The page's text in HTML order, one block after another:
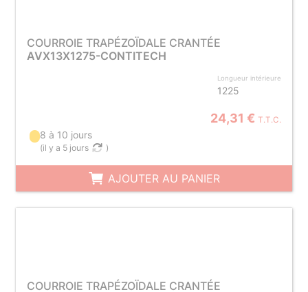
COURROIE TRAPÉZOÏDALE CRANTÉE
AVX13X1275-CONTITECH
Longueur intérieure
1225
24,31 € T.T.C.
8 à 10 jours
(il y a 5 jours )
AJOUTER AU PANIER
COURROIE TRAPÉZOÏDALE CRANTÉE